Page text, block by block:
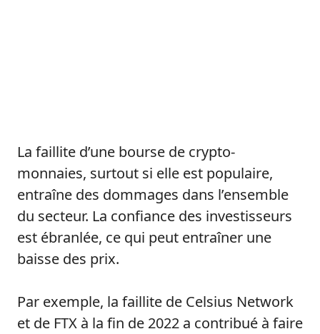
La faillite d’une bourse de crypto-
monnaies, surtout si elle est populaire,
entraîne des dommages dans l’ensemble
du secteur. La confiance des investisseurs
est ébranlée, ce qui peut entraîner une
baisse des prix.
Par exemple, la faillite de Celsius Network
et de FTX à la fin de 2022 a contribué à faire